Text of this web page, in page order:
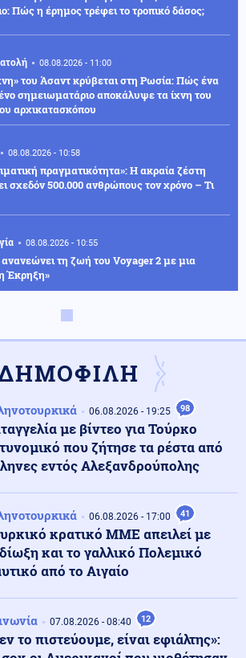
Πώς η έρημος τρέφει το τροπικό δάσος;
08.08.2026 - 11:00
του Άσαντ κρύβεται στη Ρωσία: Πώς ένα
σημειωματάριο αποκάλυψε τα ίχνη του
αρχικατασκόπου
08.08.2026 - 10:58
πραγματικότητα»: Η ακραία ζέστη
σχεδόν 500.000 ανθρώπους τον χρόνο – Τι
08.08.2026 - 10:55
τη ζωή του Voyager 2 με μια
Έκρηξη»
για Όλους 2026-2027: Ποια ΑΦΜ
αίτηση σήμερα – Πότε εκπνέει η
08.08.2026 - 10:51
φλόγες διυλιστήριο πετρελαίου έπειτα από
επίθεση με drones
σε ακατοίκητο κτήριο στην Κουμουνδούρου,
ένα άτομο
Καμία ανεμογεννήτρια σε καμένες και
περιοχές της Αττικής
06.08.2026 - 19:25 98
με βίντεο για Τούρκο
που ζήτησε τα ρέστα από
εντός Αλεξανδρούπολης
06.08.2026 - 17:00 41
κρατικό ΜΜΕ απειλεί με
και το γαλλικό Πολεμικό
από το Αιγαίο
07.08.2026 - 08:40 12
το πιστεύουμε, είναι εφιάλτης»: